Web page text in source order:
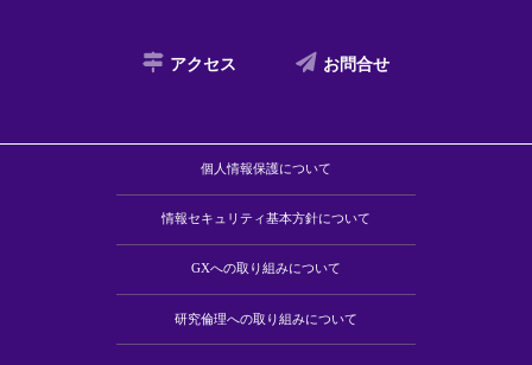
アクセス お問合せ
個人情報保護について
情報セキュリティ基本方針について
GXへの取り組みについて
研究倫理への取り組みについて